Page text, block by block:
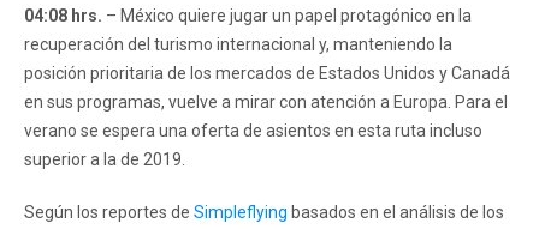
04:08 hrs. – México quiere jugar un papel protagónico en la
recuperación del turismo internacional y, manteniendo la
posición prioritaria de los mercados de Estados Unidos y Canadá
en sus programas, vuelve a mirar con atención a Europa. Para el
verano se espera una oferta de asientos en esta ruta incluso
superior a la de 2019.
Según los reportes de Simpleflying basados en el análisis de los